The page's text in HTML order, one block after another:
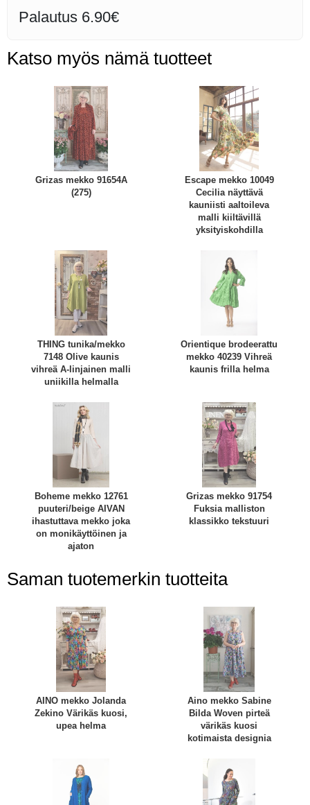
Palautus 6.90€
Katso myös nämä tuotteet
Grizas mekko 91654A
(275)
Escape mekko 10049
Cecilia näyttävä
kauniisti aaltoileva
malli kiiltävillä
yksityiskohdilla
THING tunika/mekko
7148 Olive kaunis
vihreä A-linjainen malli
uniikilla helmalla
Orientique brodeerattu
mekko 40239 Vihreä
kaunis frilla helma
Boheme mekko 12761
puuteri/beige AIVAN
ihastuttava mekko joka
on monikäyttöinen ja
ajaton
Grizas mekko 91754
Fuksia malliston
klassikko tekstuuri
Saman tuotemerkin tuotteita
AINO mekko Jolanda
Zekino Värikäs kuosi,
upea helma
Aino mekko Sabine
Bilda Woven pirteä
värikäs kuosi
kotimaista designia